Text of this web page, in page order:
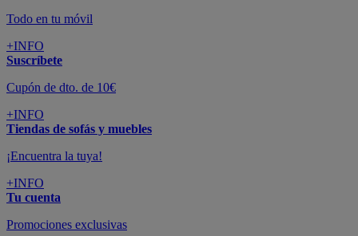
Todo en tu móvil
+INFO
Suscríbete
Cupón de dto. de 10€
+INFO
Tiendas de sofás y muebles
¡Encuentra la tuya!
+INFO
Tu cuenta
Promociones exclusivas